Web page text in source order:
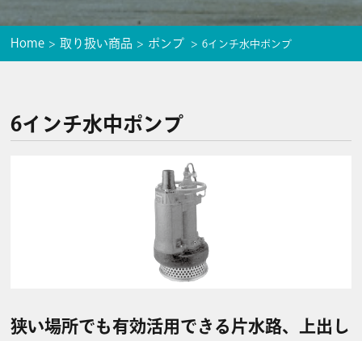
Home 取り扱い商品 ポンプ 6インチ水中ポンプ
6インチ水中ポンプ
狭い場所でも有効活用できる片水路、上出し